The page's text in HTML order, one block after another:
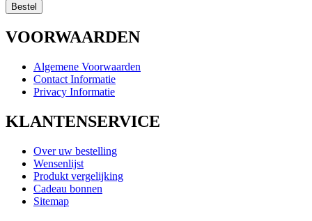
Bestel
VOORWAARDEN
Algemene Voorwaarden
Contact Informatie
Privacy Informatie
KLANTENSERVICE
Over uw bestelling
Wensenlijst
Produkt vergelijking
Cadeau bonnen
Sitemap